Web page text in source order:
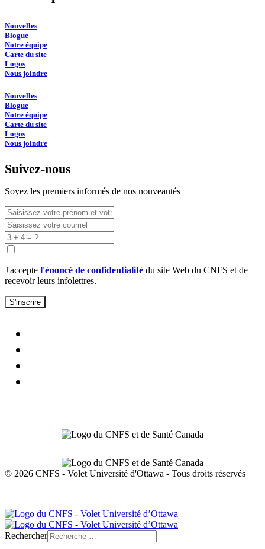
Nouvelles
Blogue
Notre équipe
Carte du site
Logos
Nous joindre
Nouvelles
Blogue
Notre équipe
Carte du site
Logos
Nous joindre
Suivez-nous
Soyez les premiers informés de nos nouveautés
J'accepte l'énoncé de confidentialité du site Web du CNFS et de
recevoir leurs infolettres.
S'inscrire
© 2026 CNFS - Volet Université d'Ottawa - Tous droits réservés
Rechercher